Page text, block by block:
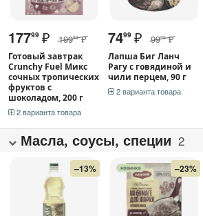
17799 ₽ 19999 ₽
Готовый завтрак
Crunchy Fuel Микс
сочных тропических
фруктов с
шоколадом, 200 г
2 варианта товара
7499 ₽ 9999 ₽
Лапша Биг Ланч
Рагу с говядиной и
чили перцем, 90 г
2 варианта товара
Масла, соусы, специи 2
–13% –23%